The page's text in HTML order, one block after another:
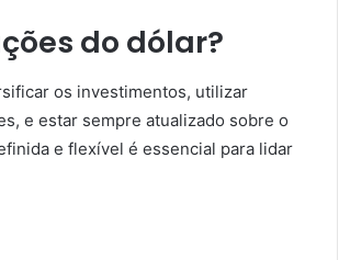
do dólar?
os investimentos, utilizar
e estar sempre atualizado sobre o
e flexível é essencial para lidar